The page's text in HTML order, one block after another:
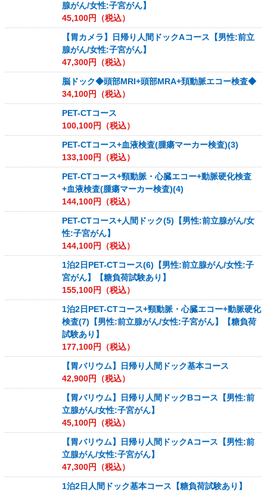
腺がん/女性:子宮がん】
45,100円（税込）
【胃カメラ】日帰り人間ドックAコース【男性:前立
腺がん/女性:子宮がん】
47,300円（税込）
脳ドック◆頭部MRI+頭部MRA+頚動脈エコー検査◆
34,100円（税込）
PET-CTコース
100,100円（税込）
PET-CTコース+血液検査(腫瘍マーカー検査)(3)
133,100円（税込）
PET-CTコース+頸動脈・心臓エコー+動脈硬化検査
+血液検査(腫瘍マーカー検査)(4)
144,100円（税込）
PET-CTコース+人間ドック(5)【男性:前立腺がん/女
性:子宮がん】
144,100円（税込）
1泊2日PET-CTコース(6)【男性:前立腺がん/女性:子
宮がん】【糖負荷試験あり】
155,100円（税込）
1泊2日PET-CTコース+頸動脈・心臓エコー+動脈硬化
検査(7)【男性:前立腺がん/女性:子宮がん】【糖負荷
試験あり】
177,100円（税込）
【胃バリウム】日帰り人間ドック基本コース
42,900円（税込）
【胃バリウム】日帰り人間ドックBコース【男性:前
立腺がん/女性:子宮がん】
45,100円（税込）
【胃バリウム】日帰り人間ドックAコース【男性:前
立腺がん/女性:子宮がん】
47,300円（税込）
1泊2日人間ドック基本コース【糖負荷試験あり】